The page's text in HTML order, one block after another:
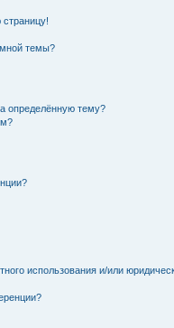
страницу!
темы?
определённую тему?
использования и/или